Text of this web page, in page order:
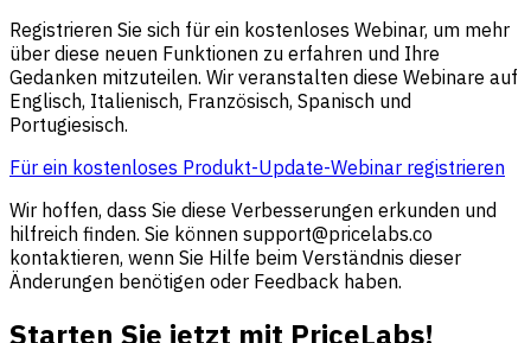
Registrieren Sie sich für ein kostenloses Webinar, um mehr
über diese neuen Funktionen zu erfahren und Ihre
Gedanken mitzuteilen. Wir veranstalten diese Webinare auf
Englisch, Italienisch, Französisch, Spanisch und
Portugiesisch.
Für ein kostenloses Produkt-Update-Webinar registrieren
Wir hoffen, dass Sie diese Verbesserungen erkunden und
hilfreich finden. Sie können support@pricelabs.co
kontaktieren, wenn Sie Hilfe beim Verständnis dieser
Änderungen benötigen oder Feedback haben.
Starten Sie jetzt mit PriceLabs!